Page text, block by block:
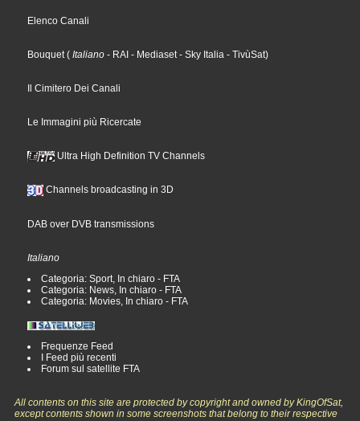
Elenco Canali
Bouquet( Italiano - RAI - Mediaset- Sky Italia - TivùSat)
Il Cimitero Dei Canali
Le Immagini più Ricercate
Ultra High Definition TV Channels
Channels broadcasting in 3D
DAB over DVB transmissions
Italiano
Categoria: Sport, In chiaro - FTA
Categoria: News, In chiaro - FTA
Categoria: Movies, In chiaro - FTA
Frequenze Feed
I Feed più recenti
Forum sul satellite FTA
All contents on this site are protected by copyright and owned by KingOfSat,
except contents shown in some screenshots that belong to their respective